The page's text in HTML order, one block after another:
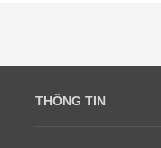
THÔNG TIN